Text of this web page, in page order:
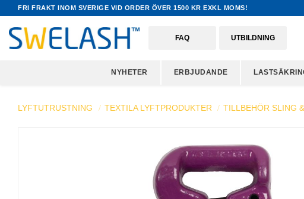
FRI FRAKT INOM SVERIGE VID ORDER ÖVER 1500 KR EXKL MOMS!
FAQ UTBILDNING
NYHETER ERBJUDANDE
LYFTUTRUSTNING TEXTILA LYFTPRODUKTER TILLBEHÖR SLING